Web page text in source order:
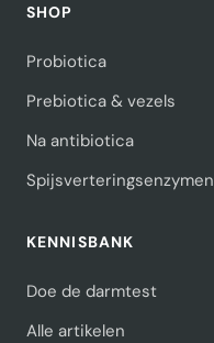
SHOP
Probiotica
Prebiotica & vezels
Na antibiotica
Spijsverteringsenzymen
KENNISBANK
Doe de darmtest
Alle artikelen